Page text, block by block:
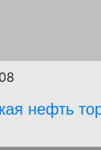
нефть